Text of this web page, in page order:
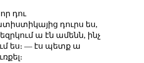
դու
դուրս ես,
ա էն ամենն, ինչ
ես։ ― էս պետք ա